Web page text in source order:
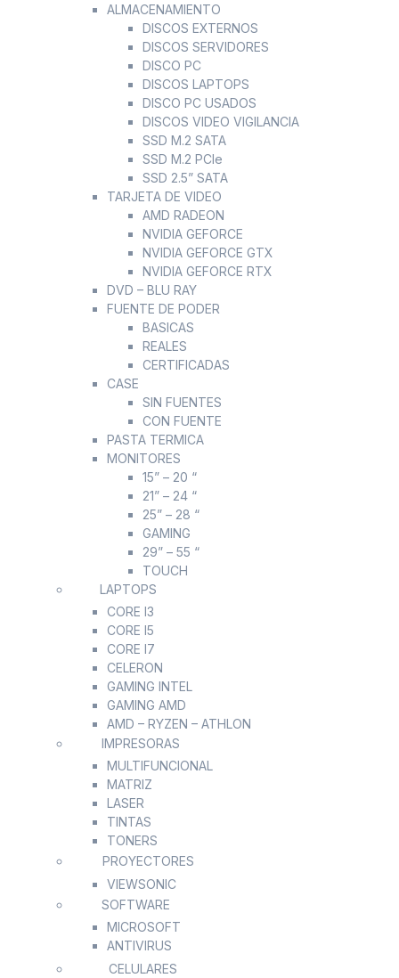
ALMACENAMIENTO
DISCOS EXTERNOS
DISCOS SERVIDORES
DISCO PC
DISCOS LAPTOPS
DISCO PC USADOS
DISCOS VIDEO VIGILANCIA
SSD M.2 SATA
SSD M.2 PCIe
SSD 2.5” SATA
TARJETA DE VIDEO
AMD RADEON
NVIDIA GEFORCE
NVIDIA GEFORCE GTX
NVIDIA GEFORCE RTX
DVD – BLU RAY
FUENTE DE PODER
BASICAS
REALES
CERTIFICADAS
CASE
SIN FUENTES
CON FUENTE
PASTA TERMICA
MONITORES
15” – 20 “
21” – 24 “
25” – 28 “
GAMING
29” – 55 “
TOUCH
LAPTOPS
CORE I3
CORE I5
CORE I7
CELERON
GAMING INTEL
GAMING AMD
AMD – RYZEN – ATHLON
IMPRESORAS
MULTIFUNCIONAL
MATRIZ
LASER
TINTAS
TONERS
PROYECTORES
VIEWSONIC
SOFTWARE
MICROSOFT
ANTIVIRUS
CELULARES